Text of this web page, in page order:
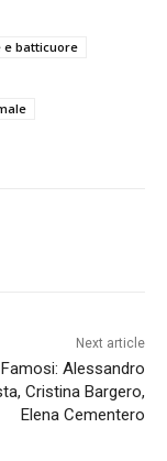
e batticuore
Next article
Alessandro
Cristina Bargero,
Elena Cementero